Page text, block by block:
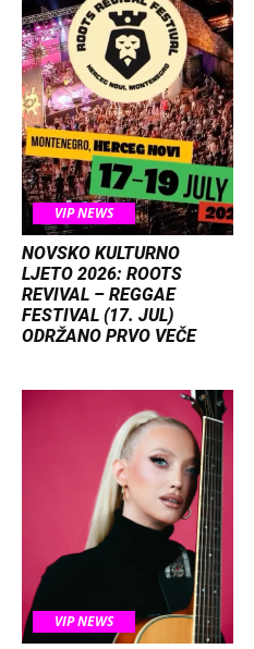
VIP NEWS
NOVSKO KULTURNO
LJETO 2026: ROOTS
REVIVAL – REGGAE
FESTIVAL (17. JUL)
ODRŽANO PRVO VEČE
VIP NEWS